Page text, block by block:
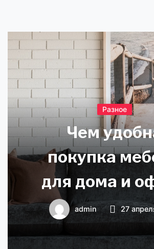
Разное
Чем
покупка
для дома и
онлайн
admin 27